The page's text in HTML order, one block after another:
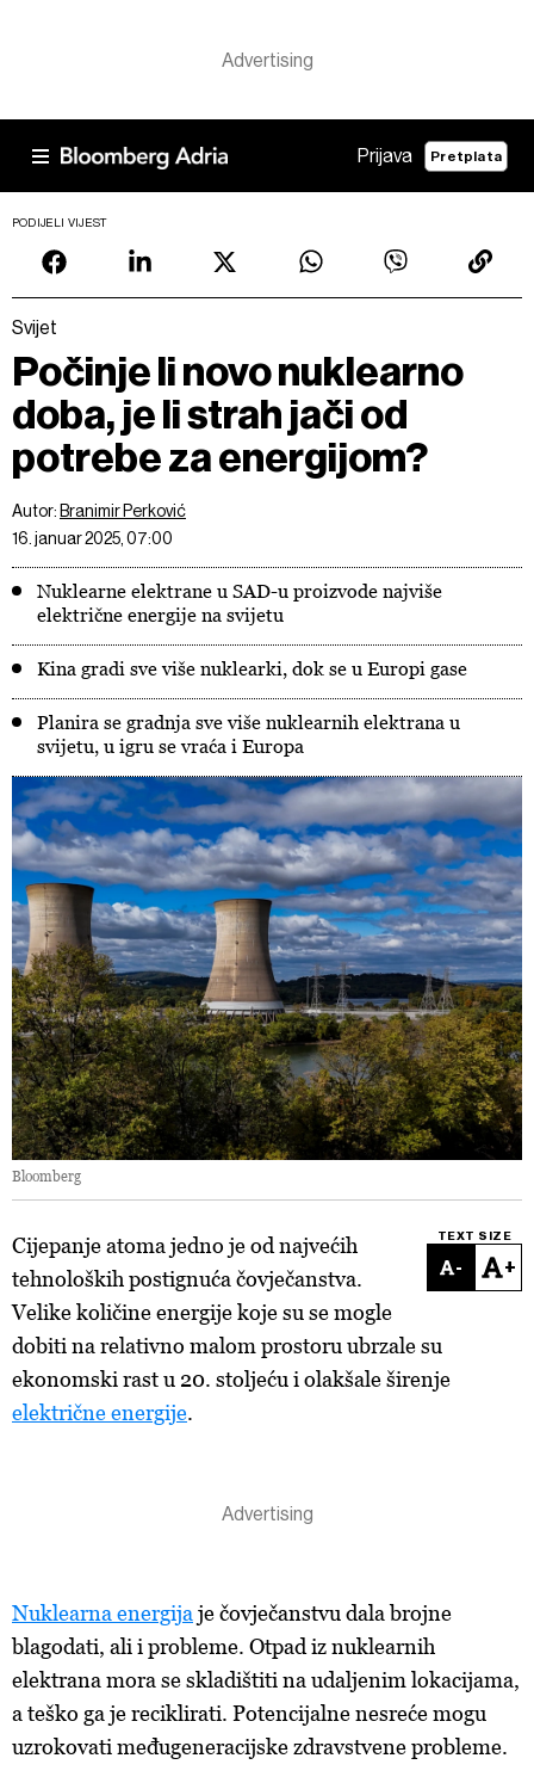
Prijava Pretplata
PODIJELI VIJEST
Svijet
Počinje li novo nuklearno
doba, je li strah jači od
potrebe za energijom?
Autor: Branimir Perković
16. januar 2025, 07:00
Nuklearne elektrane u SAD-u proizvode najviše
električne energije na svijetu
Kina gradi sve više nuklearki, dok se u Europi gase
Planira se gradnja sve više nuklearnih elektrana u
svijetu, u igru se vraća i Europa
Bloomberg
TEXT SIZE
- +
Cijepanje atoma jedno je od najvećih
tehnoloških postignuća čovječanstva.
Velike količine energije koje su se mogle
dobiti na relativno malom prostoru ubrzale su
ekonomski rast u 20. stoljeću i olakšale širenje
električne energije.
Nuklearna energija je čovječanstvu dala brojne
blagodati, ali i probleme. Otpad iz nuklearnih
elektrana mora se skladištiti na udaljenim lokacijama,
a teško ga je reciklirati. Potencijalne nesreće mogu
uzrokovati međugeneracijske zdravstvene probleme.